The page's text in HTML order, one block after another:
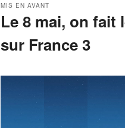
Le 8 mai, on fait
sur France 3
MIS EN AVANT